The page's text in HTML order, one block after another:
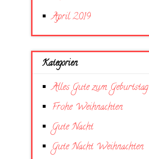
April 2019
Kategorien
Alles Gute zum Geburtstag
Frohe Weihnachten
Gute Nacht
Gute Nacht Weihnachten